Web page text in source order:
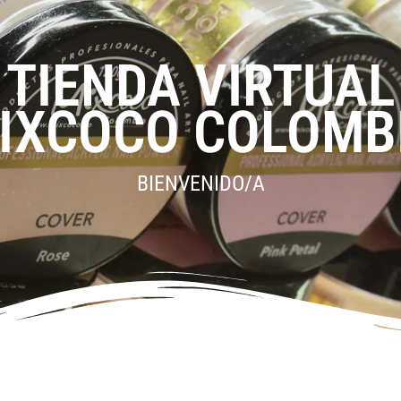
TIENDA VIRTUAL
BIENVENIDO/A